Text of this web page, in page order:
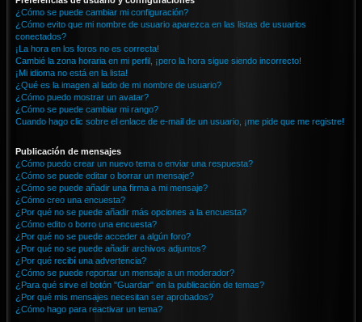
¿Cómo se puede cambiar mi configuración?
¿Cómo evito que mi nombre de usuario aparezca en las listas de usuarios
conectados?
¡La hora en los foros no es correcta!
Cambié la zona horaria en mi perfil, ¡pero la hora sigue siendo incorrecto!
¡Mi idioma no está en la lista!
¿Qué es la imagen al lado de mi nombre de usuario?
¿Cómo puedo mostrar un avatar?
¿Cómo se puede cambiar mi rango?
Cuando hago clic sobre el enlace de e-mail de un usuario, ¡me pide que me registre!
Publicación de mensajes
¿Cómo puedo crear un nuevo tema o enviar una respuesta?
¿Cómo se puede editar o borrar un mensaje?
¿Cómo se puede añadir una firma a mi mensaje?
¿Cómo creo una encuesta?
¿Por qué no se puede añadir más opciones a la encuesta?
¿Cómo edito o borro una encuesta?
¿Por qué no se puede acceder a algún foro?
¿Por qué no se puede añadir archivos adjuntos?
¿Por qué recibí una advertencia?
¿Cómo se puede reportar un mensaje a un moderador?
¿Para qué sirve el botón "Guardar" en la publicación de temas?
¿Por qué mis mensajes necesitan ser aprobados?
¿Cómo hago para reactivar un tema?